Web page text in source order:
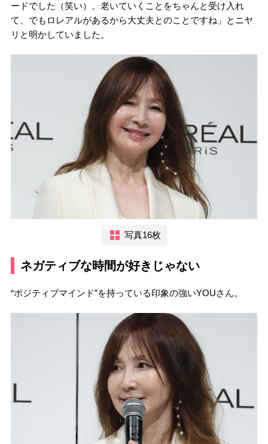
ードでした（笑い）。老いていくことをちゃんと受け入れ
て、でもロレアルがあるから大丈夫とのことですね」とニヤ
リと明かしていました。
写真16枚
ネガティブな時間が好きじゃない
“ポジティブマインド”を持っている印象の強いYOUさん。